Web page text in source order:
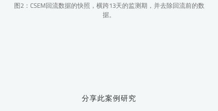
图2：CSEM回流数据的快照，横跨13天的监测期，并去除回流前的数
据。
分享此案例研究